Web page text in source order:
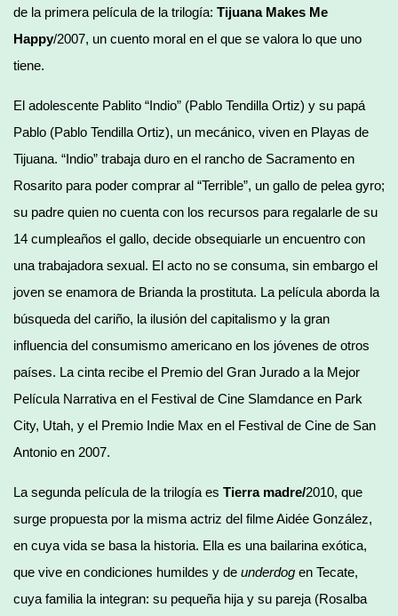
de la primera película de la trilogía: Tijuana Makes Me
Happy/2007, un cuento moral en el que se valora lo que uno
tiene.
El adolescente Pablito “Indio” (Pablo Tendilla Ortiz) y su papá
Pablo (Pablo Tendilla Ortiz), un mecánico, viven en Playas de
Tijuana. “Indio” trabaja duro en el rancho de Sacramento en
Rosarito para poder comprar al “Terrible”, un gallo de pelea gyro;
su padre quien no cuenta con los recursos para regalarle de su
14 cumpleaños el gallo, decide obsequiarle un encuentro con
una trabajadora sexual. El acto no se consuma, sin embargo el
joven se enamora de Brianda la prostituta. La película aborda la
búsqueda del cariño, la ilusión del capitalismo y la gran
influencia del consumismo americano en los jóvenes de otros
países. La cinta recibe el Premio del Gran Jurado a la Mejor
Película Narrativa en el Festival de Cine Slamdance en Park
City, Utah, y el Premio Indie Max en el Festival de Cine de San
Antonio en 2007.
La segunda película de la trilogía es Tierra madre/2010, que
surge propuesta por la misma actriz del filme Aidée González,
en cuya vida se basa la historia. Ella es una bailarina exótica,
que vive en condiciones humildes y de underdog en Tecate,
cuya familia la integran: su pequeña hija y su pareja (Rosalba